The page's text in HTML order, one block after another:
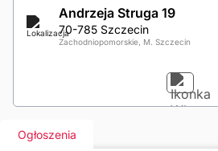
Andrzeja Struga 19
70-785 Szczecin
Zachodniopomorskie, M. Szczecin
Ogłoszenia